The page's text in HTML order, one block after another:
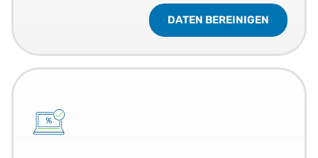
DATEN BEREINIGEN